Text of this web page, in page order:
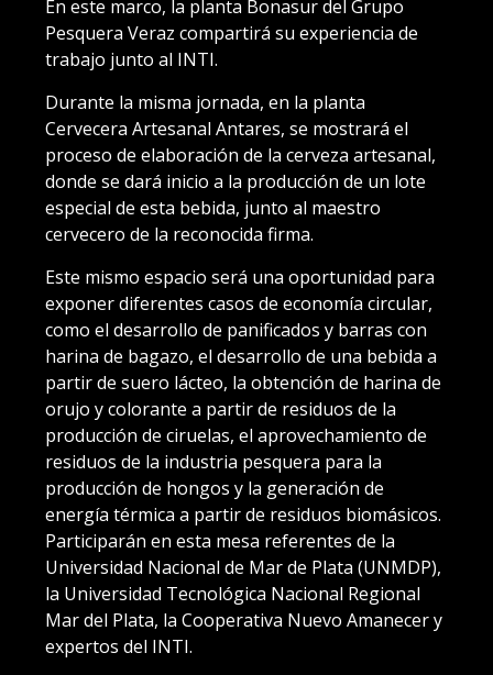
En este marco, la planta Bonasur del Grupo
Pesquera Veraz compartirá su experiencia de
trabajo junto al INTI.
Durante la misma jornada, en la planta
Cervecera Artesanal Antares, se mostrará el
proceso de elaboración de la cerveza artesanal,
donde se dará inicio a la producción de un lote
especial de esta bebida, junto al maestro
cervecero de la reconocida firma.
Este mismo espacio será una oportunidad para
exponer diferentes casos de economía circular,
como el desarrollo de panificados y barras con
harina de bagazo, el desarrollo de una bebida a
partir de suero lácteo, la obtención de harina de
orujo y colorante a partir de residuos de la
producción de ciruelas, el aprovechamiento de
residuos de la industria pesquera para la
producción de hongos y la generación de
energía térmica a partir de residuos biomásicos.
Participarán en esta mesa referentes de la
Universidad Nacional de Mar de Plata (UNMDP),
la Universidad Tecnológica Nacional Regional
Mar del Plata, la Cooperativa Nuevo Amanecer y
expertos del INTI.